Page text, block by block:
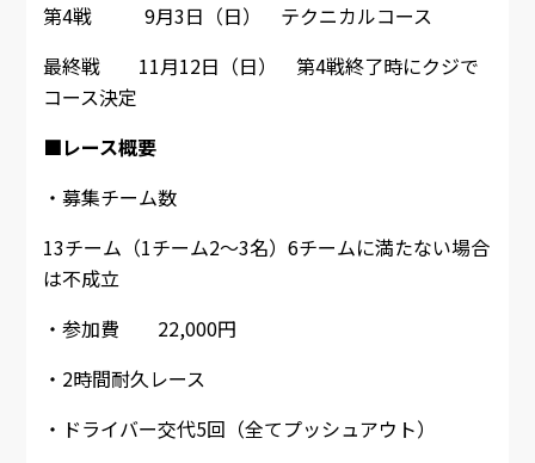
第4戦 9月3日（日） テクニカルコース
最終戦 11月12日（日） 第4戦終了時にクジで
コース決定
■レース概要
・募集チーム数
13チーム（1チーム2～3名）6チームに満たない場合
は不成立
・参加費 22,000円
・2時間耐久レース
・ドライバー交代5回（全てプッシュアウト）